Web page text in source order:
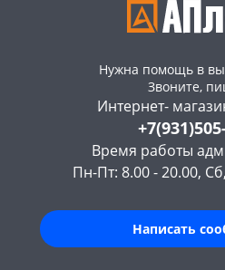
Нужна помощь в
Звоните,
Интернет-
Время работы
Пн-Пт: 8.00 - 20.00,
Написать